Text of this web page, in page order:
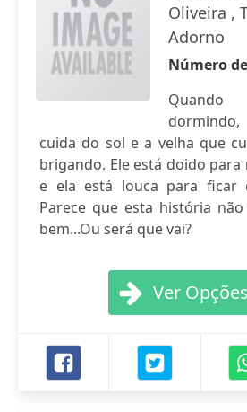
Oliveira ,
Adorno
Número
cuida do sol e a velha que
brigando. Ele está doido
e ela está louca para ficar
Parece que esta história
bem...Ou será que vai?
Ver Opções